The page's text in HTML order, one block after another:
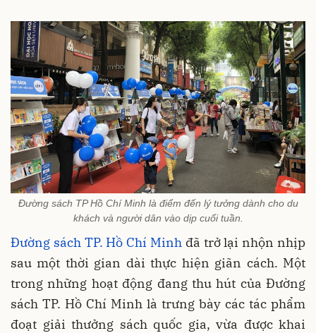
Đường sách TP Hồ Chí Minh là điểm đến lý tưởng dành cho du
khách và người dân vào dịp cuối tuần.
Đường sách TP. Hồ Chí Minh đã trở lại nhộn nhịp
sau một thời gian dài thực hiện giãn cách. Một
trong những hoạt động đang thu hút của Đường
sách TP. Hồ Chí Minh là trưng bày các tác phẩm
đoạt giải thưởng sách quốc gia, vừa được khai